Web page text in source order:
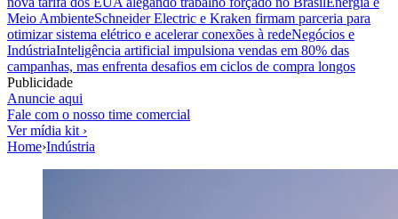
Meio AmbienteSchneider Electric e Kraken firmam parceria para
otimizar sistema elétrico e acelerar conexões à redeNegócios e
IndústriaInteligência artificial impulsiona vendas em 80% das
campanhas, mas enfrenta desafios em ciclos de compra longos
Publicidade
Anuncie aqui
Fale com o nosso time comercial
Ver mídia kit ›
Home›Indústria